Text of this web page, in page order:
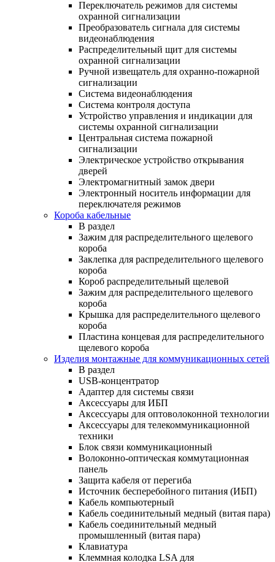
Переключатель режимов для системы
охранной сигнализации
Преобразователь сигнала для системы
видеонаблюдения
Распределительный щит для системы
охранной сигнализации
Ручной извещатель для охранно-пожарной
сигнализации
Система видеонаблюдения
Система контроля доступа
Устройство управления и индикации для
системы охранной сигнализации
Центральная система пожарной
сигнализации
Электрическое устройство открывания
дверей
Электромагнитный замок двери
Электронный носитель информации для
переключателя режимов
Короба кабельные
В раздел
Зажим для распределительного щелевого
короба
Заклепка для распределительного щелевого
короба
Короб распределительный щелевой
Зажим для распределительного щелевого
короба
Крышка для распределительного щелевого
короба
Пластина концевая для распределительного
щелевого короба
Изделия монтажные для коммуникационных сетей
В раздел
USB-концентратор
Адаптер для системы связи
Аксессуары для ИБП
Аксессуары для оптоволоконной технологии
Аксессуары для телекоммуникационной
техники
Блок связи коммуникационный
Волоконно-оптическая коммутационная
панель
Защита кабеля от перегиба
Источник бесперебойного питания (ИБП)
Кабель компьютерный
Кабель соединительный медный (витая пара)
Кабель соединительный медный
промышленный (витая пара)
Клавиатура
Клеммная колодка LSA для